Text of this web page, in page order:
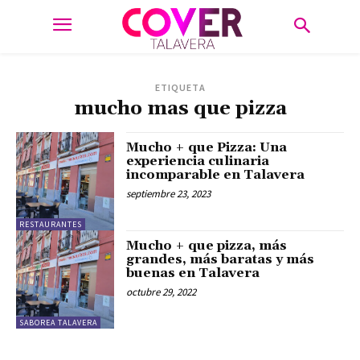
ETIQUETA
mucho mas que pizza
RESTAURANTES
Mucho + que Pizza: Una
experiencia culinaria
incomparable en Talavera
septiembre 23, 2023
SABOREA TALAVERA
Mucho + que pizza, más
grandes, más baratas y más
buenas en Talavera
octubre 29, 2022